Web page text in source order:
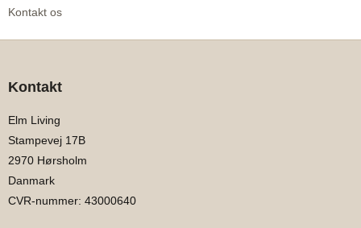
Kontakt os
Kontakt
Elm Living
Stampevej 17B
2970 Hørsholm
Danmark
CVR-nummer: 43000640